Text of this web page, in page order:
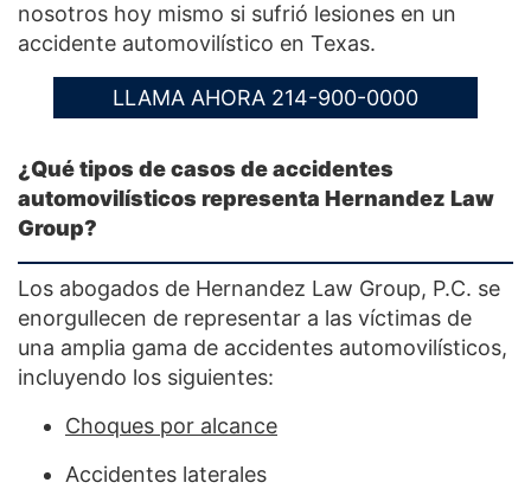
nosotros hoy mismo si sufrió lesiones en un
accidente automovilístico en Texas.
LLAMA AHORA 214-900-0000
¿Qué tipos de casos de accidentes
automovilísticos representa Hernandez Law
Group?
Los abogados de Hernandez Law Group, P.C. se
enorgullecen de representar a las víctimas de
una amplia gama de accidentes automovilísticos,
incluyendo los siguientes:
Choques por alcance
Accidentes laterales